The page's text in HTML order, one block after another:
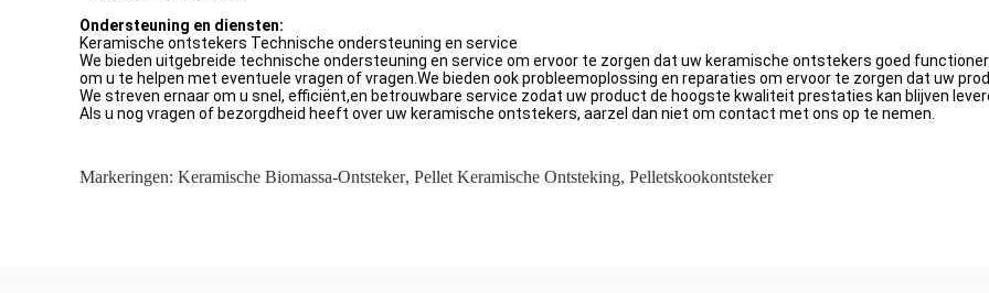
Ondersteuning en diensten:
Keramische ontstekers Technische ondersteuning en service
We bieden uitgebreide technische ondersteuning en service om ervoor te zorgen dat uw keramische ontstekers goed
om u te helpen met eventuele vragen of vragen.We bieden ook probleemoplossing en reparaties om ervoor te zorgen dat uw
We streven ernaar om u snel, efficiënt,en betrouwbare service zodat uw product de hoogste kwaliteit prestaties kan blijven
Als u nog vragen of bezorgdheid heeft over uw keramische ontstekers, aarzel dan niet om contact met ons op te nemen.
Markeringen: Keramische Biomassa-Ontsteker, Pellet Keramische Ontsteking, Pelletskookontsteker